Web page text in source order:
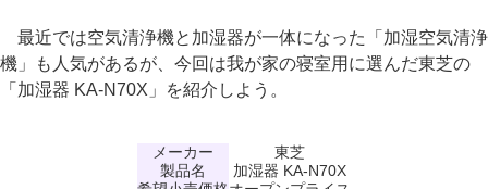
最近では空気清浄機と加湿器が一体になった「加湿空気清浄
機」も人気があるが、今回は我が家の寝室用に選んだ東芝の
「加湿器 KA-N70X」を紹介しよう。
メーカー
東芝
製品名
加湿器 KA-N70X